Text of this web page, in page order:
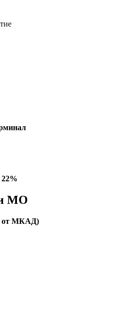
и МО
от МКАД)